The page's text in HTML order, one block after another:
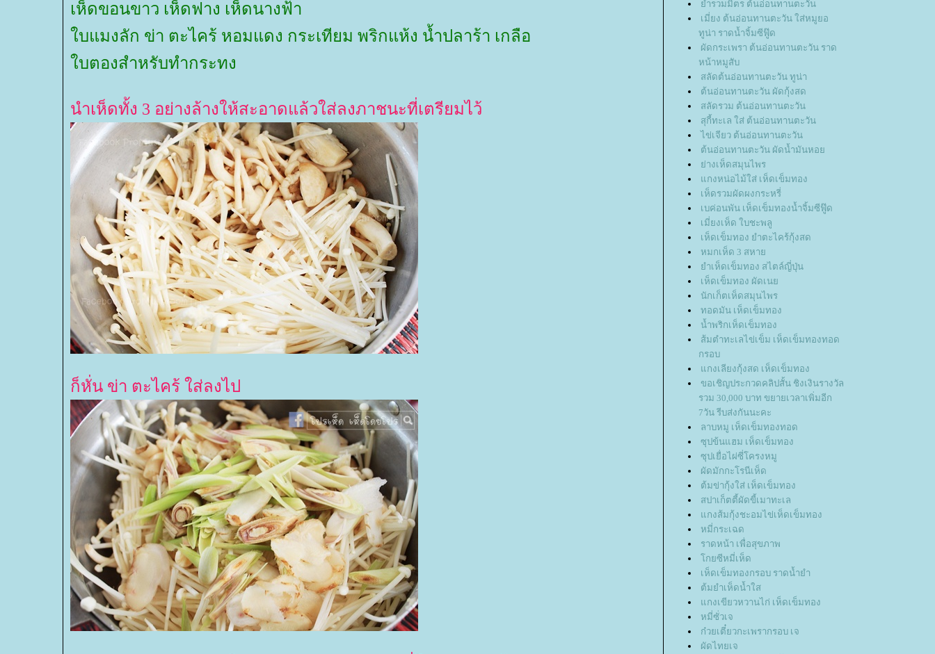
เห็ดขอนขาว เห็ดฟาง เห็ดนางฟ้า
บแมงลัก ข่า ตะไคร้ หอมแดง กระเทียม พริกแห้ง น้ำปลาร้า เกลือ
บตองสำหรับทำกระทง
นำเห็ดทั้ง 3 อย่างล้างให้สะอาดแล้วใส่ลงภาชนะที่เตรียมไว้
ก็หั่น ข่า ตะไคร้ ใส่ลงไป
ำรวมมิตร ต้นอ่อนทานตะวัน
เมี่ยง ต้นอ่อนทานตะวัน ใส่หมูยอ
ทูน่า ราดน้ำจิ้มซีฟู๊ด
ผัดกระเพรา ต้นอ่อนทานตะวัน ราด
หน้าหมูสับ
สลัดต้นอ่อนทานตะวัน ทูน่า
ต้นอ่อนทานตะวัน ผัดกุ้งสด
สลัดรวม ต้นอ่อนทานตะวัน
สุกี้ทะเล ใส่ ต้นอ่อนทานตะวัน
ไข่เจียว ต้นอ่อนทานตะวัน
ต้นอ่อนทานตะวัน ผัดน้ำมันหอ
่างเห็ดสมุนไพร
กงหน่อไม้ใส่ เห็ดเข็มทอง
เห็ดรวมผัดผงกระหรี่
เบค่อนพัน เห็ดเข็มทองน้ำจิ้มซีฟู๊ด
เมี่ยงเห็ด ใบชะพลู
เห็ดเข็มทอง ยำตะไคร้กุ้งสด
หมกเห็ด 3 สหา
ำเห็ดเข็มทอง สไตล์ญี่ปุ่น
เห็ดเข็มทอง ผัดเน
นักเก็ตเห็ดสมุนไพร
ทอดมัน เห็ดเข็มทอง
น้ำพริกเห็ดเข็มทอง
ส้มตำทะเลไข่เข็ม เห็ดเข็มทองทอด
กรอบ
กงเลียงกุ้งสด เห็ดเข็มทอง
ขอเชิญประกวดคลิปสั้น ชิงเงินรางวัล
รวม 30,000 บาท ขยายเวลาเพิ่มอีก
7วัน รีบส่งกันนะคะ
ลาบหมู เห็ดเข็มทองทอด
ซุปข้นแฮม เห็ดเข็มทอง
ซุปเยื่อไผ่ซี่โครงหมู
ผัดมักกะโรนีเห็ด
ต้มข่ากุ้งใส่ เห็ดเข็มทอง
สปาเก็ตตี้ผัดขี้เมาทะเล
กงส้มกุ้งชะอมไข่เห็ดเข็มทอง
หมี่กระเฉด
ราดหน้า เพื่อสุขภาพ
กยซีหมี่เห็ด
เห็ดเข็มทองกรอบ ราดน้ำยำ
ต้มยำเห็ดน้ำใส
กงเขียวหวานไก่ เห็ดเข็มทอง
หมี่ซั่วเจ
ก๋วยเตี๋ยวกะเพรากรอบ เจ
ผัดไทยเจ